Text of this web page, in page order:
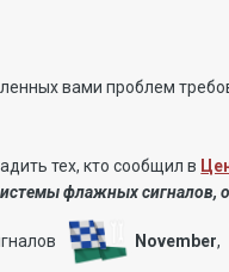
вами проблем
тех, кто сообщил в
флажных сигналов,
November,